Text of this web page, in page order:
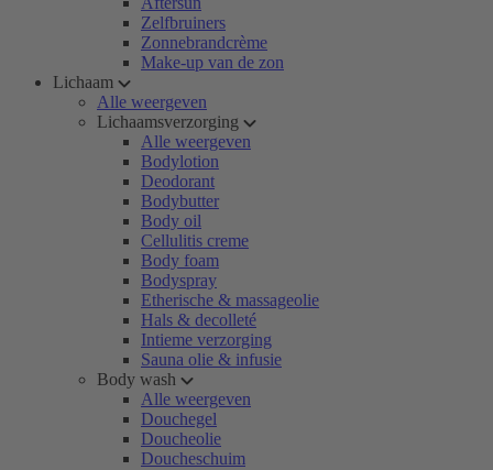
Zelfbruiners
Zonnebrandcrème
Make-up van de zon
Lichaam
Alle weergeven
Lichaamsverzorging
Alle weergeven
Bodylotion
Deodorant
Bodybutter
Body oil
Cellulitis creme
Body foam
Bodyspray
Etherische & massageolie
Hals & decolleté
Intieme verzorging
Sauna olie & infusie
Body wash
Alle weergeven
Douchegel
Doucheolie
Doucheschuim